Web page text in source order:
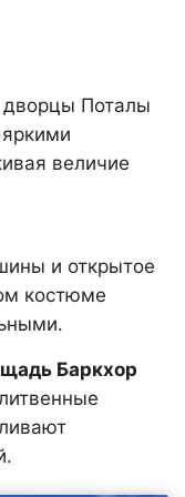
Поталы
величие
и открытое
костюме
Баркхор